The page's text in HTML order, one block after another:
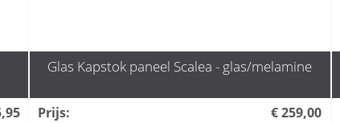
Glas Kapstok paneel Scalea - glas/melamine
Prijs: € 259,00